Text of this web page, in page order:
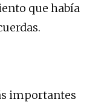
que había
importantes